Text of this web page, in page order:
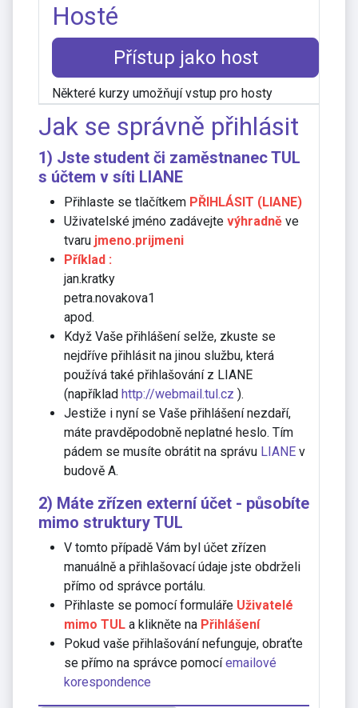
Hosté
Přístup jako host
Některé kurzy umožňují vstup pro hosty
Jak se správně přihlásit
1) Jste student či zaměstnanec TUL
s účtem v síti LIANE
Přihlaste se tlačítkem PŘIHLÁSIT (LIANE)
Uživatelské jméno zadávejte výhradně ve
tvaru jmeno.prijmeni
Příklad :
jan.kratky
petra.novakova1
apod.
Když Vaše přihlášení selže, zkuste se
nejdříve přihlásit na jinou službu, která
používá také přihlašování z LIANE
(například http://webmail.tul.cz ).
Jestiže i nyní se Vaše přihlášení nezdaří,
máte pravděpodobně neplatné heslo. Tím
pádem se musíte obrátit na správu LIANE v
budově A.
2) Máte zřízen externí účet - působíte
mimo struktury TUL
V tomto případě Vám byl účet zřízen
manuálně a přihlašovací údaje jste obdrželi
přímo od správce portálu.
Přihlaste se pomocí formuláře Uživatelé
mimo TUL a klikněte na Přihlášení
Pokud vaše přihlašování nefunguje, obraťte
se přímo na správce pomocíemailové
korespondence